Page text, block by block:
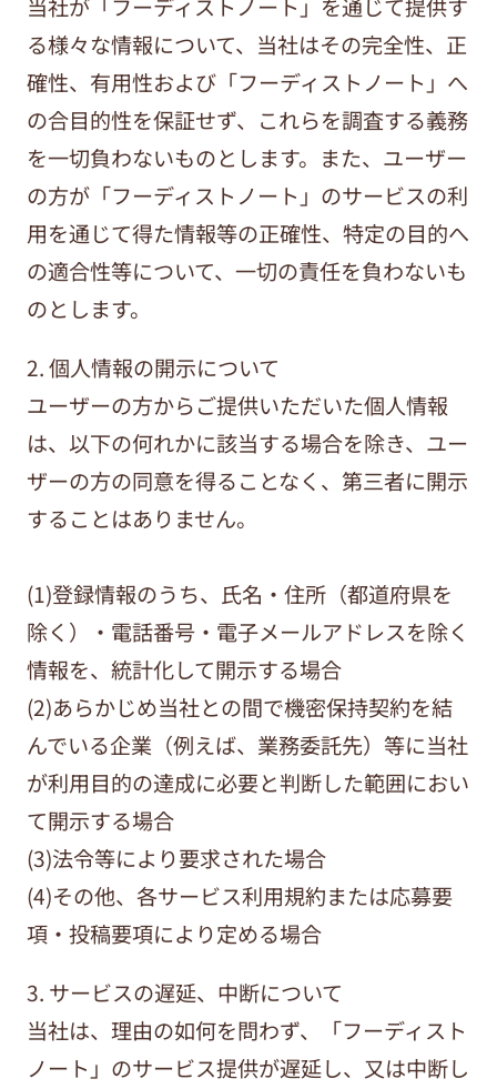
当社が「フーディストノート」を通じて提供す
る様々な情報について、当社はその完全性、正
確性、有用性および「フーディストノート」へ
の合目的性を保証せず、これらを調査する義務
を一切負わないものとします。また、ユーザー
の方が「フーディストノート」のサービスの利
用を通じて得た情報等の正確性、特定の目的へ
の適合性等について、一切の責任を負わないも
のとします。
2. 個人情報の開示について
ユーザーの方からご提供いただいた個人情報
は、以下の何れかに該当する場合を除き、ユー
ザーの方の同意を得ることなく、第三者に開示
することはありません。
(1)登録情報のうち、氏名・住所（都道府県を
除く）・電話番号・電子メールアドレスを除く
情報を、統計化して開示する場合
(2)あらかじめ当社との間で機密保持契約を結
んでいる企業（例えば、業務委託先）等に当社
が利用目的の達成に必要と判断した範囲におい
て開示する場合
(3)法令等により要求された場合
(4)その他、各サービス利用規約または応募要
項・投稿要項により定める場合
3. サービスの遅延、中断について
当社は、理由の如何を問わず、「フーディスト
ノート」のサービス提供が遅延し、又は中断し